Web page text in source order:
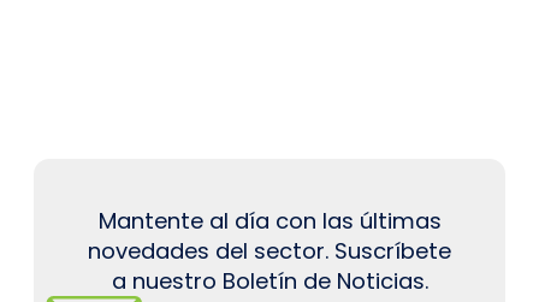
Mantente al día con las últimas
novedades del sector. Suscríbete
a nuestro Boletín de Noticias.